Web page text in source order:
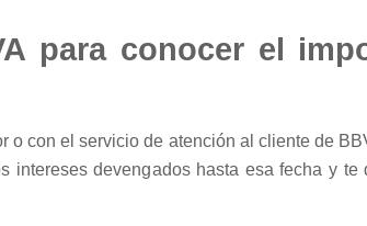
para conocer el
o con el servicio de atención al cliente de
intereses devengados hasta esa fecha y te